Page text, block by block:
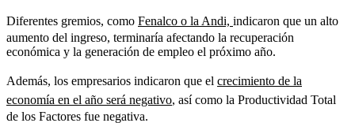
Diferentes gremios, como Fenalco o la Andi, indicaron que un alto
aumento del ingreso, terminaría afectando la recuperación
económica y la generación de empleo el próximo año.
Además, los empresarios indicaron que el crecimiento de la
economía en el año será negativo, así como la Productividad Total
de los Factores fue negativa.